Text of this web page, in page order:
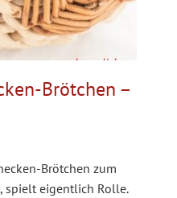
Brötchen –
Brötchen zum
spielt eigentlich Rolle.